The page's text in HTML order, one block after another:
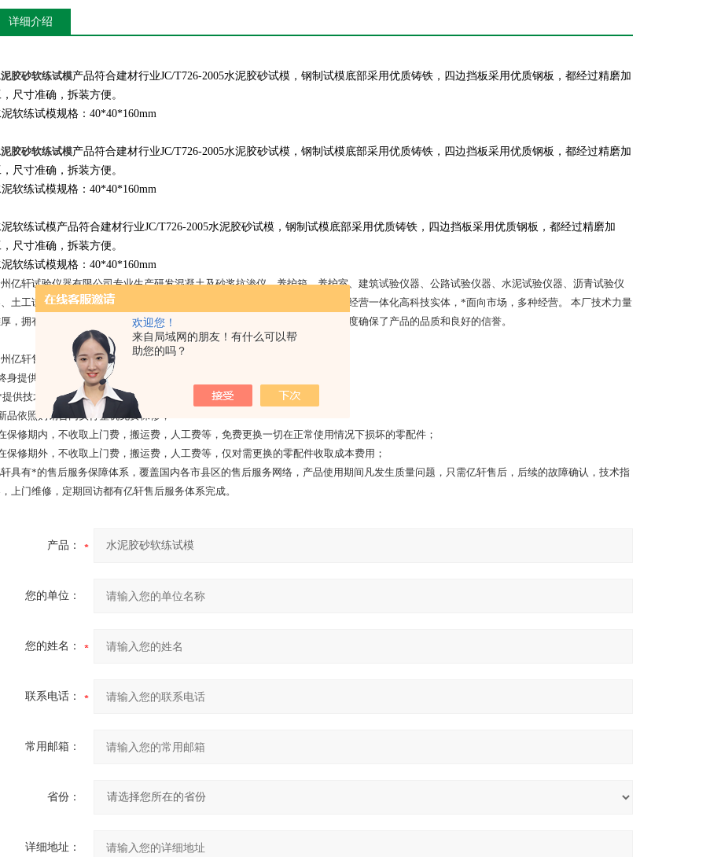
欢迎您！
来自局域网的朋友！有什么可以帮
助您的吗？
详细介绍
胶砂软练试模产品符合建材行业JC/T726-2005水泥胶砂试模，钢制试模底部采用优质铸铁，四边挡板采用优质钢板，都经过精磨加
尺寸准确，拆装方便。
软练试模规格：40*40*160mm
胶砂软练试模产品符合建材行业JC/T726-2005水泥胶砂试模，钢制试模底部采用优质铸铁，四边挡板采用优质钢板，都经过精磨加
尺寸准确，拆装方便。
软练试模规格：40*40*160mm
软练试模产品符合建材行业JC/T726-2005水泥胶砂试模，钢制试模底部采用优质铸铁，四边挡板采用优质钢板，都经过精磨加
尺寸准确，拆装方便。
软练试模规格：40*40*160mm
亿轩试验仪器有限公司专业生产研发混凝土及砂浆抗渗仪、养护箱、养护室、建筑试验仪器、公路试验仪器、水泥试验仪器、沥青试验仪
土工试验仪器、防水卷材检测仪器几大系列产品。现已形成科研开发、生产经营一体化高科技实体，*面向市场，多种经营。 本厂技术力量
，拥有一批多年生产经验丰富的专业技术人员，并以科学的管理和严格的制度确保了产品的品质和良好的信誉。
亿轩售后服务宗旨：
身提供维修及维护服务，终身负责零配件的及时供应；
供技术咨询及服务；
品依照购销合同实行整机免费保修，
保修期内，不收取上门费，搬运费，人工费等，免费更换一切在正常使用情况下损坏的零配件；
保修期外，不收取上门费，搬运费，人工费等，仅对需更换的零配件收取成本费用；
具有*的售后服务保障体系，覆盖国内各市县区的售后服务网络，产品使用期间凡发生质量问题，只需亿轩售后，后续的故障确认，技术指
上门维修，定期回访都有亿轩售后服务体系完成。
产品：
您的单位：
您的姓名：
联系电话：
常用邮箱：
省份：
详细地址：